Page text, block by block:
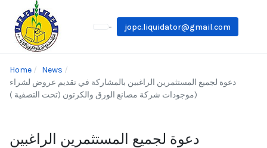
- jopc.liquidator@gmail.com
Home
News
دعوة لجميع المستثمرين الراغبين بالمشاركة في تقديم عروض لشراء
موجودات شركة مصانع الورق والكرتون (تحت التصفية ))
دعوة لجميع المستثمرين الراغبين